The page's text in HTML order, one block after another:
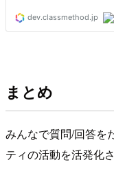
まとめ
みんなで質問/回答を
ティの活動を活発化